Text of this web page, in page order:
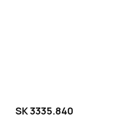
SK 3335.840